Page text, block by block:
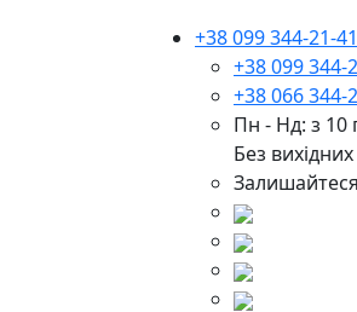
+38 099 344-21-41
+38 099 344-
+38 066 344-
Пн - Нд: з 10
Без вихідних